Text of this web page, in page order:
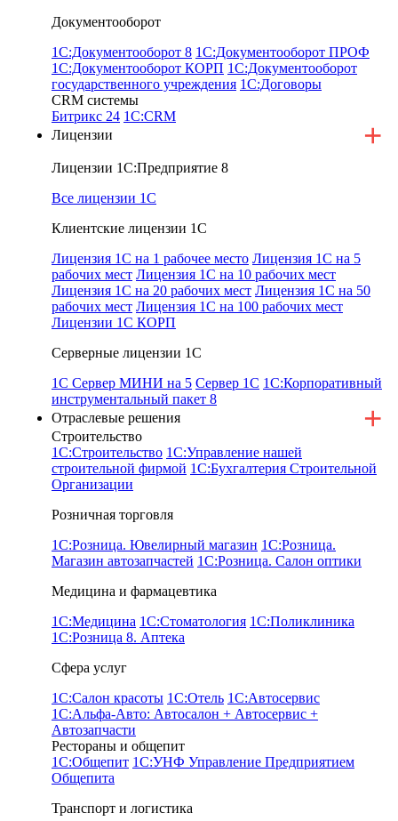
Документооборот
1С:Документооборот 8 1С:Документооборот ПРОФ
1С:Документооборот КОРП 1С:Документооборот
государственного учреждения 1С:Договоры
CRM системы
Битрикс 24 1С:СRМ
Лицензии
Лицензии 1С:Предприятие 8
Все лицензии 1С
Клиентские лицензии 1С
Лицензия 1С на 1 рабочее место Лицензия 1С на 5
рабочих мест Лицензия 1С на 10 рабочих мест
Лицензия 1С на 20 рабочих мест Лицензия 1С на 50
рабочих мест Лицензия 1С на 100 рабочих мест
Лицензии 1С КОРП
Серверные лицензии 1С
1C Сервер МИНИ на 5 Сервер 1С 1С:Корпоративный
инструментальный пакет 8
Отраслевые решения
Строительство
1С:Строительство 1С:Управление нашей
строительной фирмой 1С:Бухгалтерия Строительной
Организации
Розничная торговля
1С:Розница. Ювелирный магазин 1С:Розница.
Магазин автозапчастей 1С:Розница. Салон оптики
Медицина и фармацевтика
1С:Медицина 1С:Стоматология 1С:Поликлиника
1С:Розница 8. Аптека
Сфера услуг
1С:Салон красоты 1С:Отель 1С:Автосервис
1С:Альфа-Авто: Автосалон + Автосервис +
Автозапчасти
Рестораны и общепит
1С:Общепит 1С:УНФ Управление Предприятием
Общепита
Транспорт и логистика